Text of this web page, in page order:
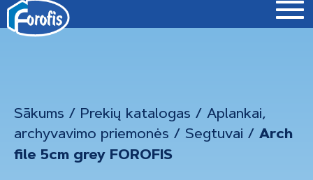
Sākums / Prekių katalogas / Aplankai,
archyvavimo priemonės / Segtuvai / Arch
file 5cm grey FOROFIS